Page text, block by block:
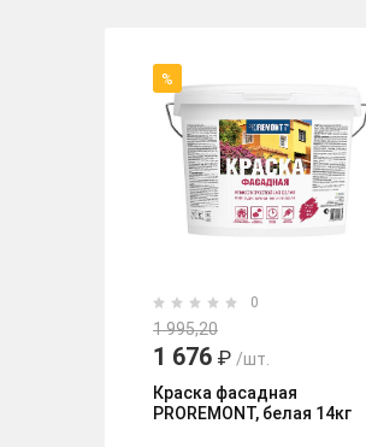
%
0
1 995,20
1 676 ₽ /шт.
Краска фасадная
PROREMONT, белая 14кг